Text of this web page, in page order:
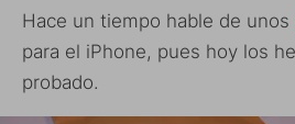
Hace un tiempo hable de unos
para el iPhone, pues hoy los
probado.